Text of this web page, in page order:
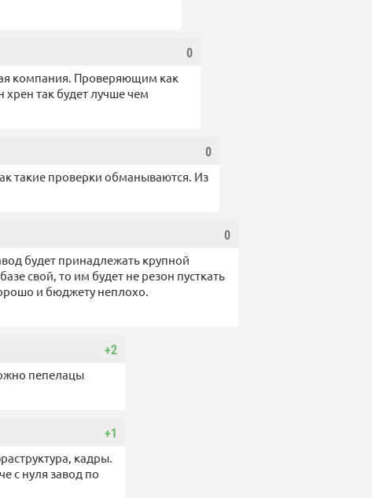
0
компания. Проверяющим как
так будет лучше чем
0
такие проверки обманываются. Из
0
будет принадлежать крупной
свой, то им будет не резон пусткать
и бюджету неплохо.
+2
пепелацы
+1
кадры.
с нуля завод по